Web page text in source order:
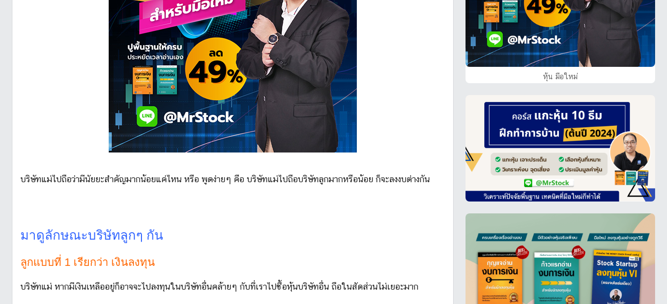
บริษัทแม่ไปถือว่ามีนัยยะสำคัญมากน้อยแค่ไหน หรือ พูดง่ายๆ คือ บริษัทแม่ไปถือบริษัทลูกมากหรือน้อย ก็จะลงงบต่างกัน
มาดูลักษณะบริษัทลูกๆ กัน
ลูกแบบที่ 1 เรียกว่า เงินลงทุน
บริษัทแม่ หากมีเงินเหลืออยู่ก็อาจจะไปลงทุนในบริษัทอื่นคล้ายๆ กับที่เราไปซื้อหุ้นบริษัทอื่น ถือในสัดส่วนไม่เยอะมาก
หุ้น มือใหม่